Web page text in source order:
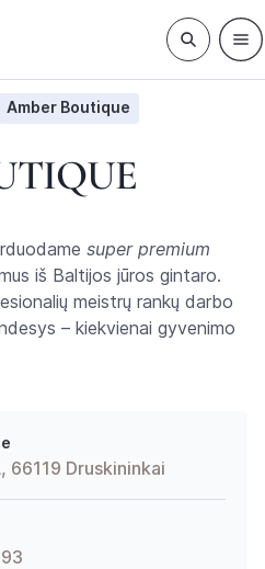
Amber Boutique
super premium
iš Baltijos jūros gintaro.
meistrų rankų darbo
– kiekvienai gyvenimo
66119 Druskininkai